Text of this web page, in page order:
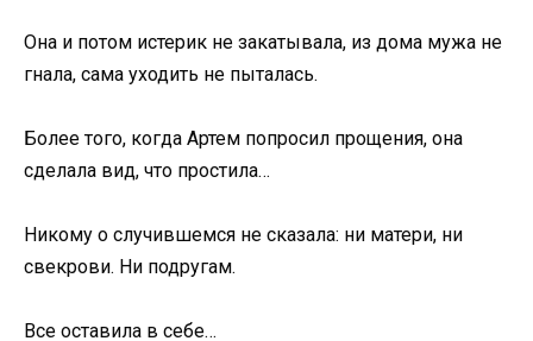
Она и потом истерик не закатывала, из дома мужа не
гнала, сама уходить не пыталась.
Более того, когда Артем попросил прощения, она
сделала вид, что простила…
Никому о случившемся не сказала: ни матери, ни
свекрови. Ни подругам.
Все оставила в себе…